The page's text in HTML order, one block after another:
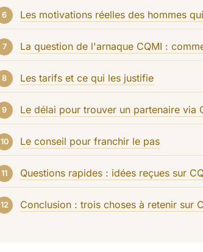
Les motivations réelles des hommes
La question de l'arnaque CQMI :
Les tarifs et ce qui les justifie
Le délai pour trouver un partenaire via
Le conseil pour franchir le pas
Questions rapides : idées reçues sur
Conclusion : trois choses à retenir sur